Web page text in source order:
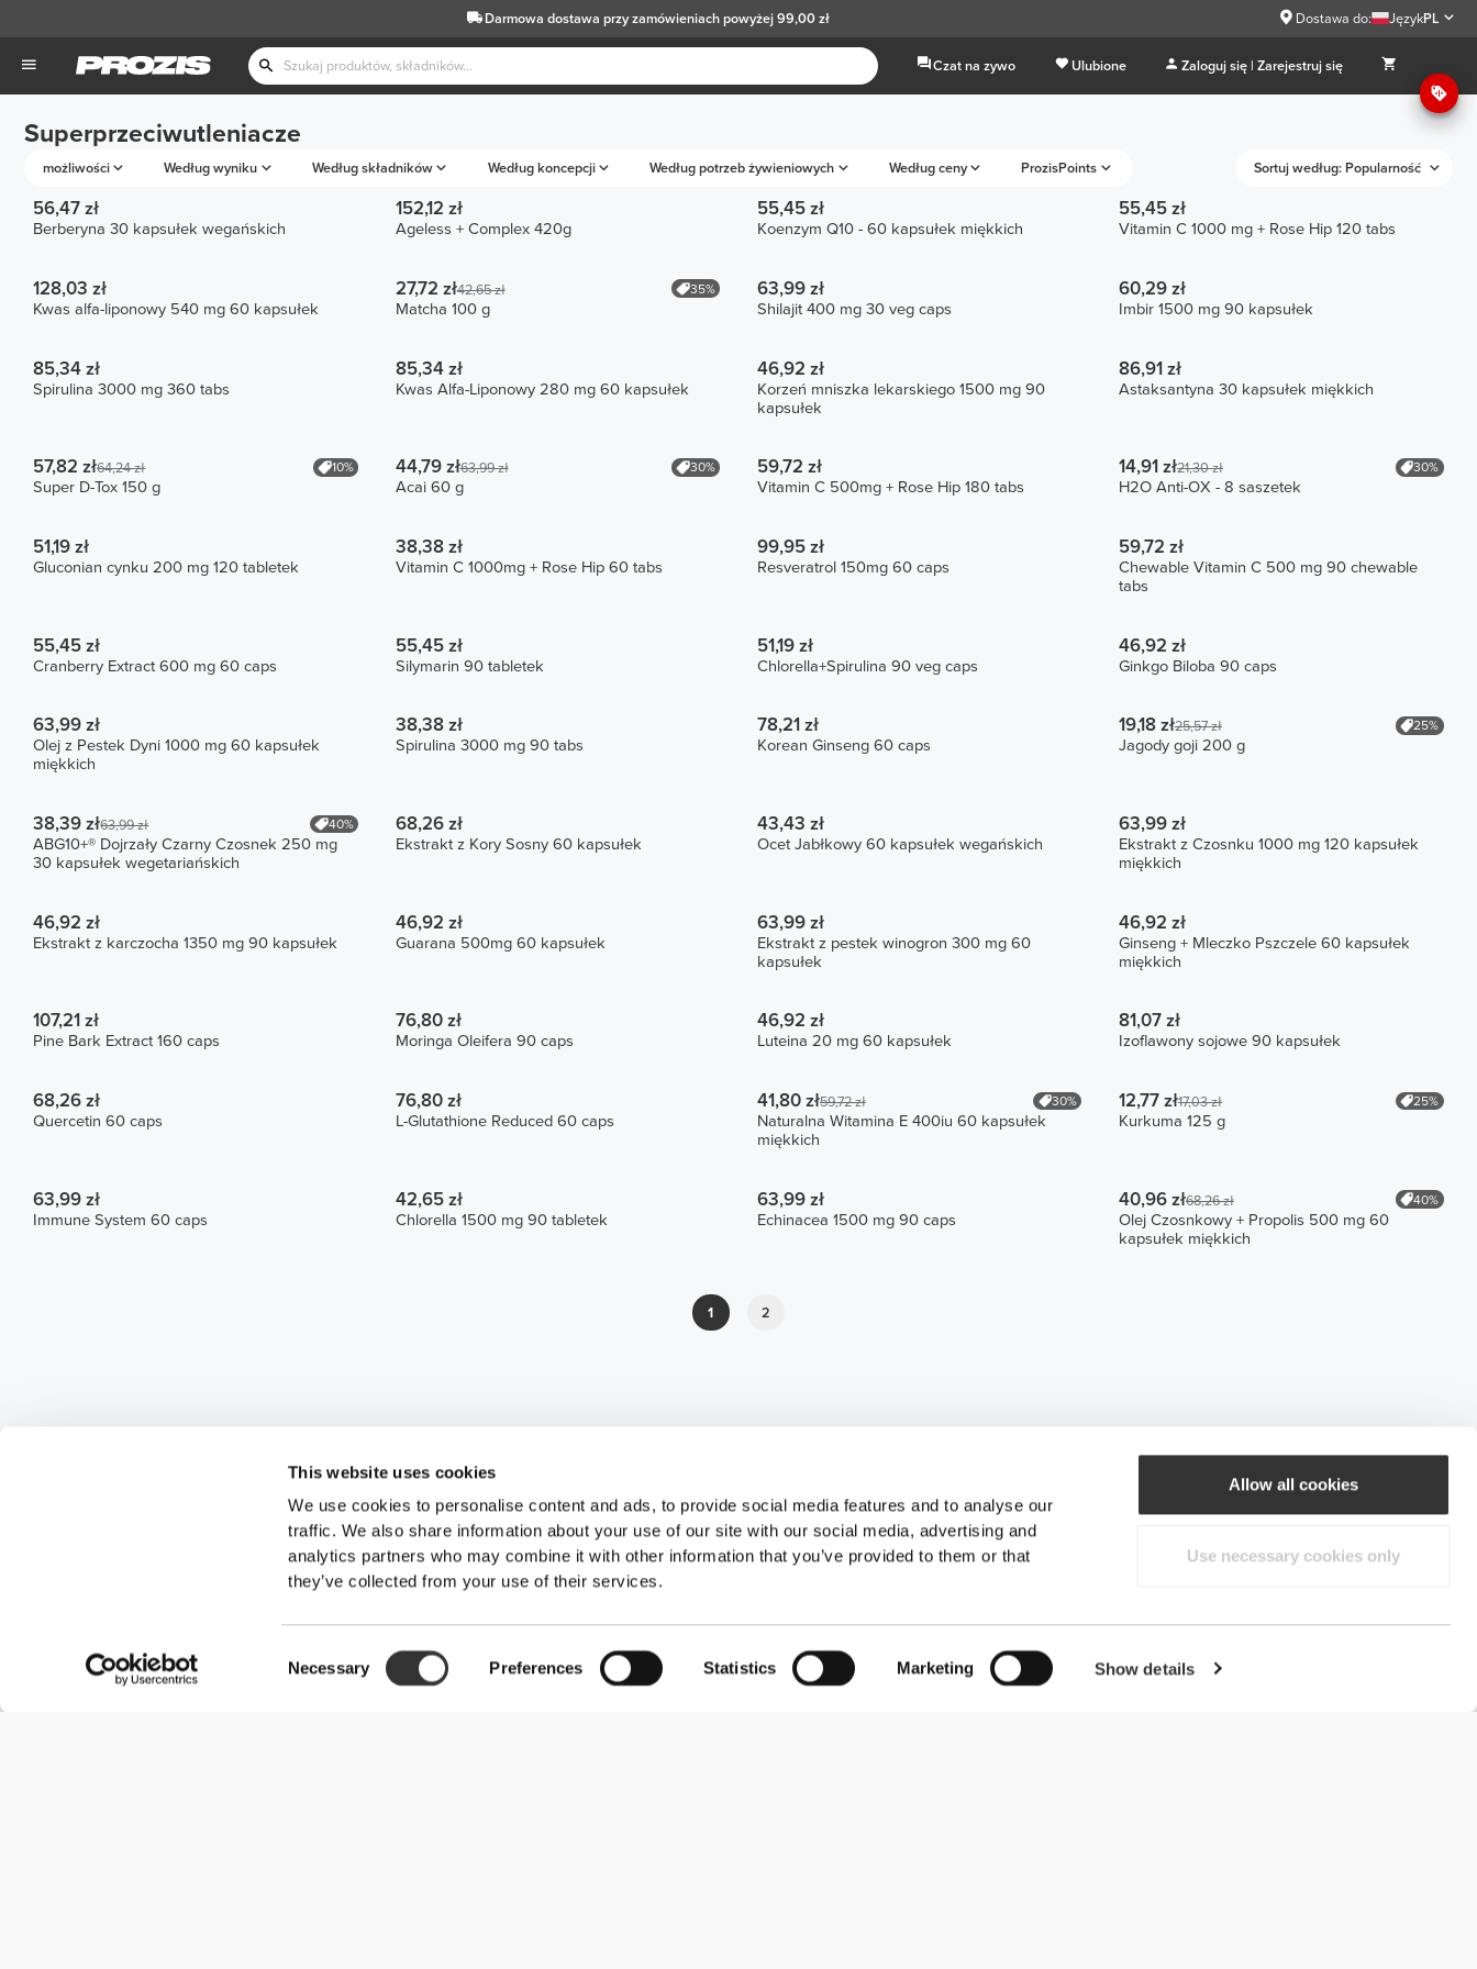
This website uses cookies
We use cookies to personalise content and ads, to provide social media features and to analyse our
traffic. We also share information about your use of our site with our social media, advertising and
analytics partners who may combine it with other information that you’ve provided to them or that
they’ve collected from your use of their services.
Selection
Necessary Preferences Statistics Marketing Show details
Allow all cookies
Use necessary cookies only
Darmowa dostawa przy zamówieniach powyżej 99,00 zł Dostawa do: JęzykPL
Czat na zywo Ulubione Zaloguj się | Zarejestruj się
Superprzeciwutleniacze
możliwości Według wyniku Według składników Według koncepcji Według potrzeb żywieniowych Według ceny ProzisPoints Sortuj według: Popularność
56,47 zł
Berberyna 30 kapsułek wegańskich
152,12 zł
Ageless + Complex 420g
55,45 zł
Koenzym Q10 - 60 kapsułek miękkich
55,45 zł
Vitamin C 1000 mg + Rose Hip 120 tabs
128,03 zł
Kwas alfa-liponowy 540 mg 60 kapsułek
27,72 zł42,65 zł 35%
Matcha 100 g
63,99 zł
Shilajit 400 mg 30 veg caps
60,29 zł
Imbir 1500 mg 90 kapsułek
85,34 zł
Spirulina 3000 mg 360 tabs
85,34 zł
Kwas Alfa-Liponowy 280 mg 60 kapsułek
46,92 zł
Korzeń mniszka lekarskiego 1500 mg 90
kapsułek
86,91 zł
Astaksantyna 30 kapsułek miękkich
57,82 zł64,24 zł 10%
Super D-Tox 150 g
44,79 zł63,99 zł 30%
Acai 60 g
59,72 zł
Vitamin C 500mg + Rose Hip 180 tabs
14,91 zł21,30 zł 30%
H2O Anti-OX - 8 saszetek
51,19 zł
Gluconian cynku 200 mg 120 tabletek
38,38 zł
Vitamin C 1000mg + Rose Hip 60 tabs
99,95 zł
Resveratrol 150mg 60 caps
59,72 zł
Chewable Vitamin C 500 mg 90 chewable
tabs
55,45 zł
Cranberry Extract 600 mg 60 caps
55,45 zł
Silymarin 90 tabletek
51,19 zł
Chlorella+Spirulina 90 veg caps
46,92 zł
Ginkgo Biloba 90 caps
63,99 zł
Olej z Pestek Dyni 1000 mg 60 kapsułek
miękkich
38,38 zł
Spirulina 3000 mg 90 tabs
78,21 zł
Korean Ginseng 60 caps
19,18 zł25,57 zł 25%
Jagody goji 200 g
38,39 zł63,99 zł 40%
ABG10+® Dojrzały Czarny Czosnek 250 mg
30 kapsułek wegetariańskich
68,26 zł
Ekstrakt z Kory Sosny 60 kapsułek
43,43 zł
Ocet Jabłkowy 60 kapsułek wegańskich
63,99 zł
Ekstrakt z Czosnku 1000 mg 120 kapsułek
miękkich
46,92 zł
Ekstrakt z karczocha 1350 mg 90 kapsułek
46,92 zł
Guarana 500mg 60 kapsułek
63,99 zł
Ekstrakt z pestek winogron 300 mg 60
kapsułek
46,92 zł
Ginseng + Mleczko Pszczele 60 kapsułek
miękkich
107,21 zł
Pine Bark Extract 160 caps
76,80 zł
Moringa Oleifera 90 caps
46,92 zł
Luteina 20 mg 60 kapsułek
81,07 zł
Izoflawony sojowe 90 kapsułek
68,26 zł
Quercetin 60 caps
76,80 zł
L-Glutathione Reduced 60 caps
41,80 zł59,72 zł 30%
Naturalna Witamina E 400iu 60 kapsułek
miękkich
12,77 zł17,03 zł 25%
Kurkuma 125 g
63,99 zł
Immune System 60 caps
42,65 zł
Chlorella 1500 mg 90 tabletek
63,99 zł
Echinacea 1500 mg 90 caps
40,96 zł68,26 zł 40%
Olej Czosnkowy + Propolis 500 mg 60
kapsułek miękkich
1 2